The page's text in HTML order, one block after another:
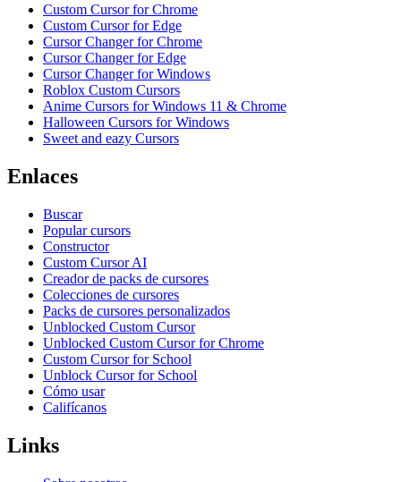
Custom Cursor for Chrome
Custom Cursor for Edge
Cursor Changer for Chrome
Cursor Changer for Edge
Cursor Changer for Windows
Roblox Custom Cursors
Anime Cursors for Windows 11 & Chrome
Halloween Cursors for Windows
Sweet and eazy Cursors
Enlaces
Buscar
Popular cursors
Constructor
Custom Cursor AI
Creador de packs de cursores
Colecciones de cursores
Packs de cursores personalizados
Unblocked Custom Cursor
Unblocked Custom Cursor for Chrome
Custom Cursor for School
Unblock Cursor for School
Cómo usar
Califícanos
Links